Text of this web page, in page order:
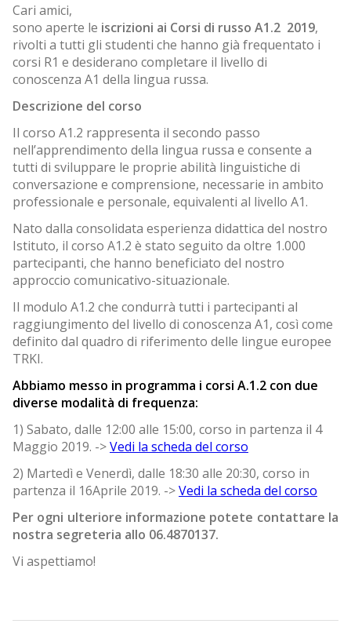
Cari amici,
sono aperte le iscrizioni ai Corsi di russo A1.2 2019,
rivolti a tutti gli studenti che hanno già frequentato i
corsi R1 e desiderano completare il livello di
conoscenza A1 della lingua russa.
Descrizione del corso
Il corso A1.2 rappresenta il secondo passo
nell’apprendimento della lingua russa e consente a
tutti di sviluppare le proprie abilità linguistiche di
conversazione e comprensione, necessarie in ambito
professionale e personale, equivalenti al livello A1.
Nato dalla consolidata esperienza didattica del nostro
Istituto, il corso A1.2 è stato seguito da oltre 1.000
partecipanti, che hanno beneficiato del nostro
approccio comunicativo-situazionale.
Il modulo A1.2 che condurrà tutti i partecipanti al
raggiungimento del livello di conoscenza A1, così come
definito dal quadro di riferimento delle lingue europee
TRKI.
Abbiamo messo in programma i corsi A.1.2 con due
diverse modalità di frequenza:
1) Sabato, dalle 12:00 alle 15:00, corso in partenza il 4
Maggio 2019. ->Vedi la scheda del corso
2) Martedì e Venerdì, dalle 18:30 alle 20:30, corso in
partenza il 16Aprile 2019. ->Vedi la scheda del corso
Per ogni ulteriore informazione potete contattare la
nostra segreteria allo 06.4870137.
Vi aspettiamo!